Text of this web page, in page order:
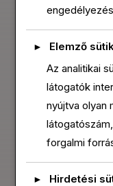
DAVID
Owner / Personal
►
Elemző sütik
Az analitikai
látogatók
nyújtva olyan
forgalmi
►
Hirdetési